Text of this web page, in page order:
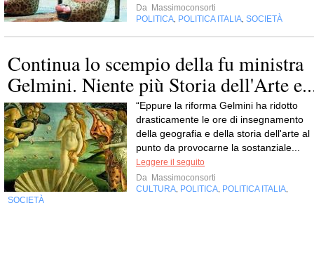
Da Massimoconsorti
POLITICA POLITICA ITALIA SOCIETÀ
Continua lo scempio della fu ministra
Gelmini. Niente più Storia dell'Arte
“Eppure la riforma Gelmini ha ridotto
drasticamente le ore di insegnamento
della geografia e della storia dell'arte al
punto da provocarne la sostanziale...
Leggere il seguito
Da Massimoconsorti
CULTURA POLITICA POLITICA ITALIA
SOCIETÀ